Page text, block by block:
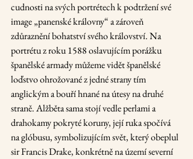
cudnosti na svých portrétech k podtržení své
image „panenské královny“ a zároveň
zdůraznění bohatství svého království. Na
portrétu z roku 1588 oslavujícím porážku
španělské armady můžeme vidět španělské
loďstvo ohrožované z jedné strany tím
anglickým a bouří hnané na útesy na druhé
straně. Alžběta sama stojí vedle perlami a
drahokamy pokryté koruny, její ruka spočívá
na glóbusu, symbolizujícím svět, který obeplul
sir Francis Drake, konkrétně na území severní